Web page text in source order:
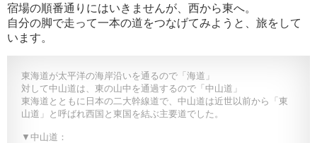
宿場の順番通りにはいきませんが、西から東へ。
自分の脚で走って一本の道をつなげてみようと、旅をして
います。
東海道が太平洋の海岸沿いを通るので「海道」
対して中山道は、東の山中を通過するので「中山道」
東海道とともに日本の二大幹線道で、中山道は近世以前から「東
山道」と呼ばれ西国と東国を結ぶ主要道でした。
▼中山道：